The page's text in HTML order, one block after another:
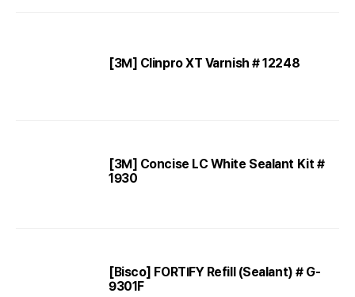
[3M] Clinpro XT Varnish # 12248
[3M] Concise LC White Sealant Kit #
1930
[Bisco] FORTIFY Refill (Sealant) # G-
9301F